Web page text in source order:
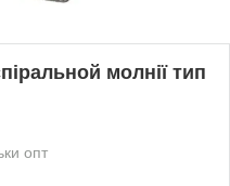
молнії тип
опт